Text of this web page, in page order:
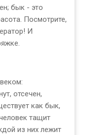
бык - это
Посмотрите,
И
отсечен,
как бык,
тащит
из них лежит